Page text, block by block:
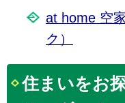
at home 空
ク）
住まいをお